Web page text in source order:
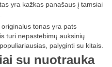
yra kažkas panašaus į tamsiai
tonas yra pats
turi nepastebimų auksinių
palyginti su kitais.
su nuotrauka